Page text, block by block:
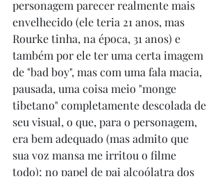
personagem parecer realmente mais
envelhecido (ele teria 21 anos, mas
Rourke tinha, na época, 31 anos) e
também por ele ter uma certa imagem
de "bad boy", mas com uma fala macia,
pausada, uma coisa meio "monge
tibetano" completamente descolada de
seu visual, o que, para o personagem,
era bem adequado (mas admito que
sua voz mansa me irritou o filme
todo); no papel de pai alcoólatra dos